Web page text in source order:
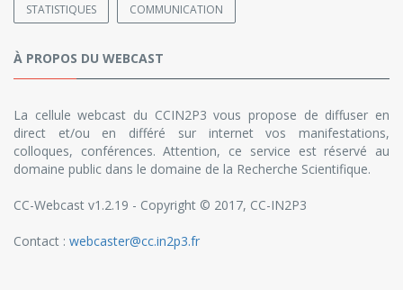
STATISTIQUES COMMUNICATION
À PROPOS DU WEBCAST
La cellule webcast du CCIN2P3 vous propose de diffuser en
direct et/ou en différé sur internet vos manifestations,
colloques, conférences. Attention, ce service est réservé au
domaine public dans le domaine de la Recherche Scientifique.
CC-Webcast v1.2.19 - Copyright © 2017, CC-IN2P3
Contact : webcaster@cc.in2p3.fr